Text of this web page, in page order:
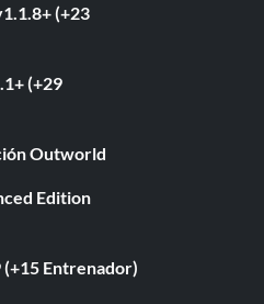
(+23
(+29
Outworld
Edition
(+15 Entrenador)